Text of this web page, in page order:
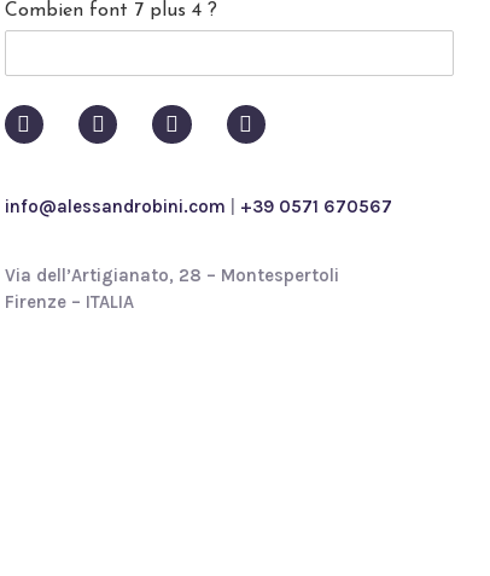
y
i
c
Combien font 7 plus 4 ?
info@alessandrobini.com +39 0571 670567
Via dell’Artigianato, 28 – Montespertoli
Firenze – ITALIA